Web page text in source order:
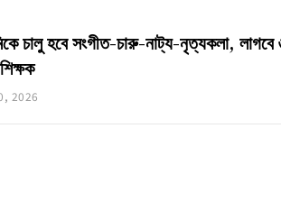
চালু হবে সংগীত-চারু-নাট্য-নৃত্যকলা,
2026